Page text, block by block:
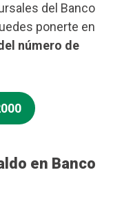
del Banco
ponerte en
número de
en Banco